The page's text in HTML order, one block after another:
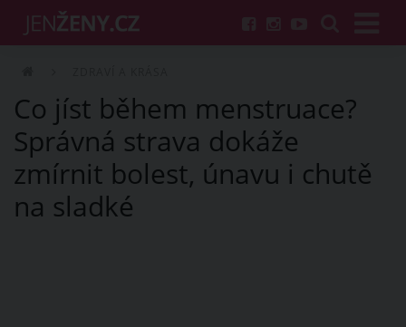
Co jíst během menstruace?
Správná strava dokáže
zmírnit bolest, únavu i chutě
na sladké